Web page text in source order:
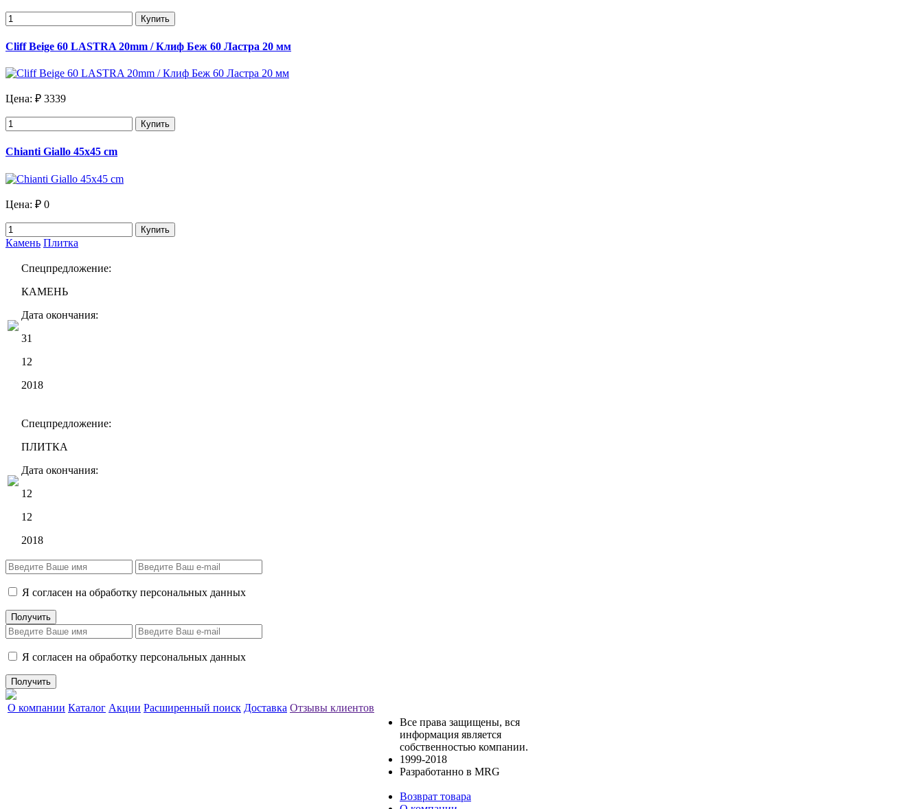
Купить
Cliff Beige 60 LASTRA 20mm / Клиф Беж 60 Ластра 20 мм
Цена: ₽ 3339
Купить
Chianti Giallo 45x45 cm
Цена: ₽ 0
Купить
Камень Плитка
Спецпредложение:
КАМЕНЬ
Дата окончания:
31
12
2018
Спецпредложение:
ПЛИТКА
Дата окончания:
12
12
2018
Я согласен на обработку персональных данных
Я согласен на обработку персональных данных
О компании Каталог Акции Расширенный поиск Доставка Отзывы клиентов
Все права защищены, вся
информация является
собственностью компании.
1999-2018
Разработанно в MRG
Возврат товара